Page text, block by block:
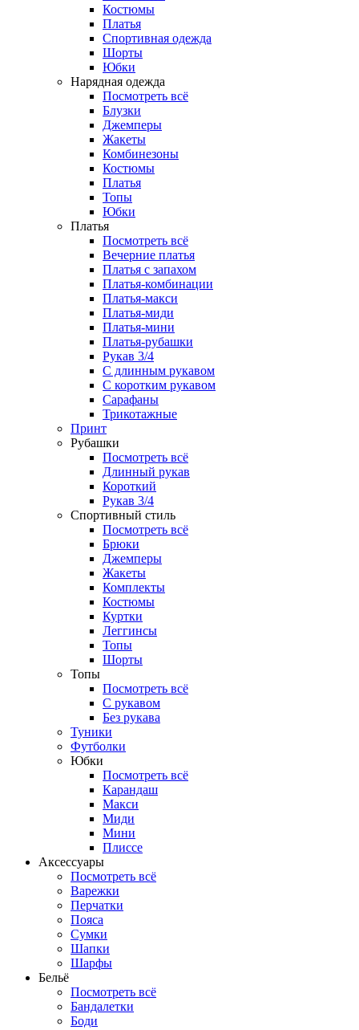
Костюмы
Платья
Спортивная одежда
Шорты
Юбки
Нарядная одежда
Посмотреть всё
Блузки
Джемперы
Жакеты
Комбинезоны
Костюмы
Платья
Топы
Юбки
Платья
Посмотреть всё
Вечерние платья
Платья с запахом
Платья-комбинации
Платья-макси
Платья-миди
Платья-мини
Платья-рубашки
Рукав 3/4
С длинным рукавом
С коротким рукавом
Сарафаны
Трикотажные
Принт
Рубашки
Посмотреть всё
Длинный рукав
Короткий
Рукав 3/4
Спортивный стиль
Посмотреть всё
Брюки
Джемперы
Жакеты
Комплекты
Костюмы
Куртки
Леггинсы
Топы
Шорты
Топы
Посмотреть всё
C рукавом
Без рукава
Туники
Футболки
Юбки
Посмотреть всё
Карандаш
Макси
Миди
Мини
Плиссе
Аксессуары
Посмотреть всё
Варежки
Перчатки
Пояса
Сумки
Шапки
Шарфы
Бельё
Посмотреть всё
Бандалетки
Боди